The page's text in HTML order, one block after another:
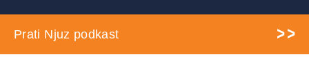
Prati Njuz podkast